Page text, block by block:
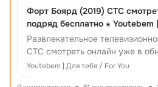
Форт Боярд (2019) СТС
подряд бесплатно ⋆ Youtebem
Развлекательное
СТС смотреть онлайн уже в
возвращается на телеэкраны
Youtebem | Для тебя / For You